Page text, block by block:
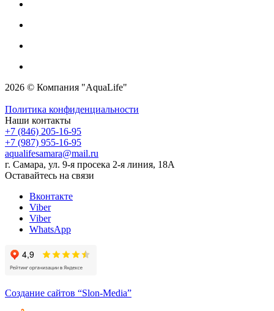
2026 © Компания "AquaLife"
Политика конфиденциальности
Наши контакты
+7 (846) 205-16-95
+7 (987) 955-16-95
aqualifesamara@mail.ru
г. Самара, ул. 9-я просека 2-я линия, 18А
Оставайтесь на связи
Вконтакте
Viber
Viber
WhatsApp
Создание сайтов “Slon-Media”